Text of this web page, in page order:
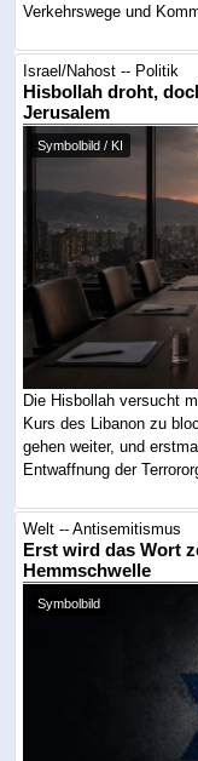
Verkehrswege und
Israel/Nahost -- Politik
Hisbollah droht,
Jerusalem
Symbolbild / KI
Die Hisbollah versucht
Kurs des Libanon zu
gehen weiter, und
Entwaffnung der
Welt -- Antisemitismus
Erst wird das Wort
Hemmschwelle
Symbolbild